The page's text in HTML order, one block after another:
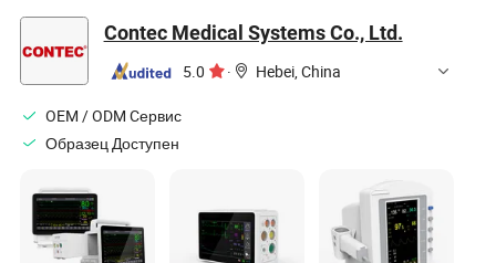
Contec Medical Systems Co., Ltd.
5.0 · Hebei, China
OEM / ODM Cервис
Образец Доступен